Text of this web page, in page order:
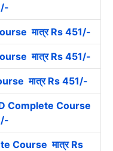
मात्र Rs 451/-
मात्र Rs 451/-
मात्र Rs 451/-
Complete Course
Course मात्र Rs